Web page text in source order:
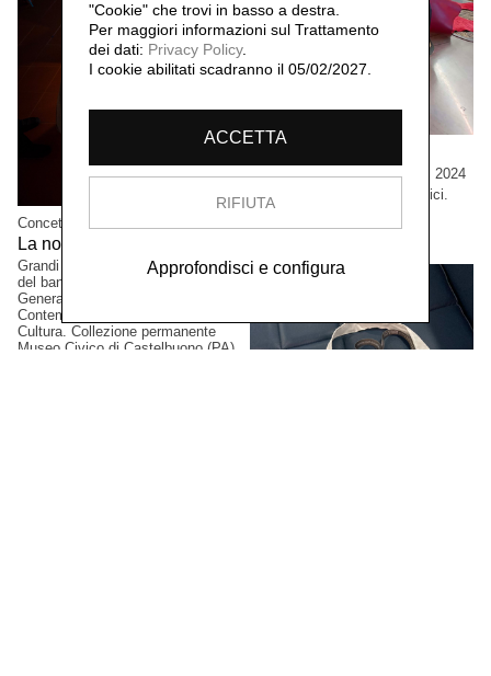
Come mostri, ritornano,
2024
Grandi formati, esemplari unici.
Collezione privata, Tokio,
Giappone.
Concetta Modica
La notte di Sant'Anna,
Grandi formati. Progetto vincitore
del bando PAC2021, Direzione
Generale Creatività
Contemporanea del Ministero della
Cultura. Collezione permanente
Museo Civico di Castelbuono (PA),
"Cookie" che trovi in basso a destra.
Per maggiori informazioni sul Trattamento
dei dati: Privacy Policy.
I cookie abilitati scadranno il 05/02/2027.
ACCETTA
RIFIUTA
Approfondisci e configura